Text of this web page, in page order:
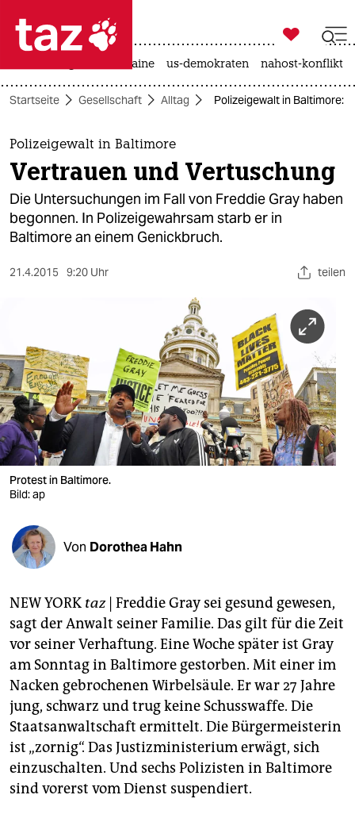
 taz zahl ich
taz zahl ich
themen
politik
öko
berlin
nord
wahrheit
verlag
verlag
veranstaltungen
shop
unterstützen
abo
genossenschaft
epaper login

taz zahl ich
krieg in der ukraine us-demokraten nahost-konflikt
Startseite Gesellschaft Alltag Polizeigewalt in Baltimore:
Polizeigewalt in Baltimore
Vertrauen und Vertuschung
Die Untersuchungen im Fall von Freddie Gray haben
begonnen. In Polizeigewahrsam starb er in
Baltimore an einem Genickbruch.
21.4.2015 9:20 Uhr teilen
Protest in Baltimore.
Bild: ap
Von Dorothea Hahn
NEW YORK taz| Freddie Gray sei gesund gewesen,
sagt der Anwalt seiner Familie. Das gilt für die Zeit
vor seiner Verhaftung. Eine Woche später ist Gray
am Sonntag in Baltimore gestorben. Mit einer im
Nacken gebrochenen Wirbelsäule. Er war 27 Jahre
jung, schwarz und trug keine Schusswaffe. Die
Staatsanwaltschaft ermittelt. Die Bürgermeisterin
ist „zornig“. Das Justizministerium erwägt, sich
einzuschalten. Und sechs Polizisten in Baltimore
sind vorerst vom Dienst suspendiert.